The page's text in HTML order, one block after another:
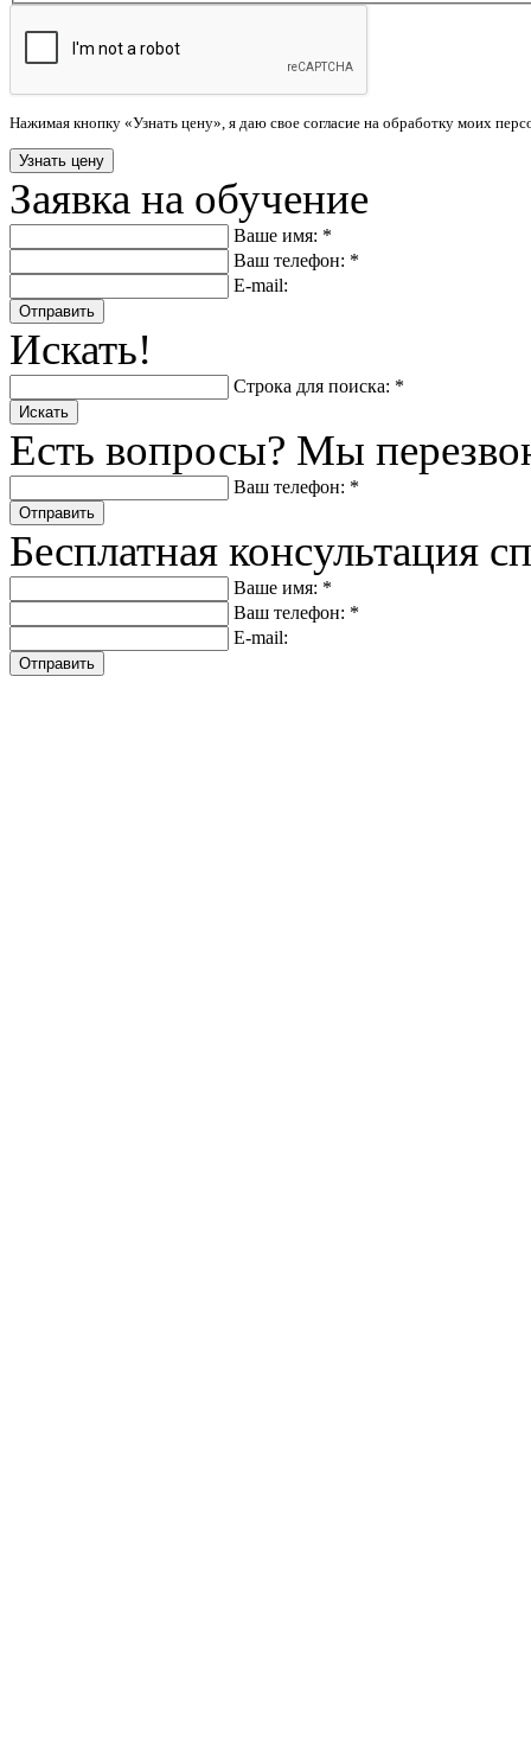
Нажимая кнопку «Узнать цену», я даю свое согласие на обработку моих
Заявка на обучение
Ваше имя: *
Ваш телефон: *
E-mail:
Отправить
Искать!
Строка для поиска: *
Искать
Есть вопросы? Мы
Ваш телефон: *
Отправить
Бесплатная консультация
Ваше имя: *
Ваш телефон: *
E-mail:
Отправить